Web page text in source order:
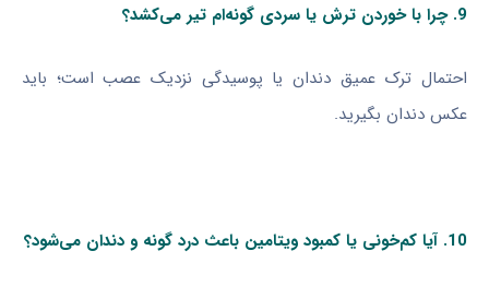
9. چرا با خوردن ترش یا سردی گونه‌ام تیر می‌کشد؟
احتمال ترک عمیق دندان یا پوسیدگی نزدیک عصب است؛ باید
عکس دندان بگیرید.
10. آیا کم‌خونی یا کمبود ویتامین باعث درد گونه و دندان می‌شود؟